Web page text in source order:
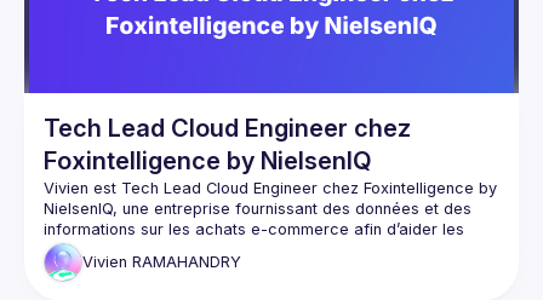
Tech Lead Cloud Engineer chez
Foxintelligence by NielsenIQ
Vivien est Tech Lead Cloud Engineer chez Foxintelligence by
NielsenIQ, une entreprise fournissant des données et des
informations sur les achats e-commerce afin d’aider les
marques à comprendre leur marché, leurs concurrents et
Vivien RAMAHANDRY